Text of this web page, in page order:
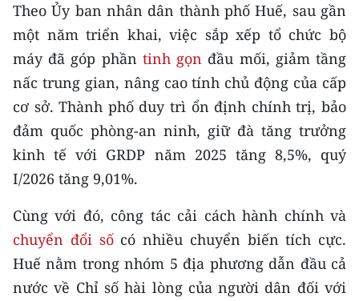
54 DÂN TỘC VIỆT NAM
CHƯƠNG TRÌNH OCOP - MỖI XÃ
MỘT SẢN PHẨM
RADIO
MEDIA CENTER
E-Magazine
Video
Media Chính trị
Theo Ủy ban nhân dân thành phố Huế, sau gần
một năm triển khai, việc sắp xếp tổ chức bộ
máy đã góp phần tinh gọn đầu mối, giảm tầng
nấc trung gian, nâng cao tính chủ động của cấp
cơ sở. Thành phố duy trì ổn định chính trị, bảo
đảm quốc phòng-an ninh, giữ đà tăng trưởng
kinh tế với GRDP năm 2025 tăng 8,5%, quý
I/2026 tăng 9,01%.
Cùng với đó, công tác cải cách hành chính và
chuyển đổi sốcó nhiều chuyển biến tích cực.
Huế nằm trong nhóm 5 địa phương dẫn đầu cả
nước về Chỉ số hài lòng của người dân đối với